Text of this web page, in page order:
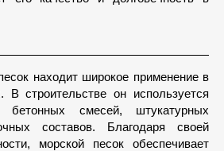
находит широкое применение в
В строительстве он используется
бетонных смесей, штукатурных
составов. Благодаря своей
морской песок обеспечивает